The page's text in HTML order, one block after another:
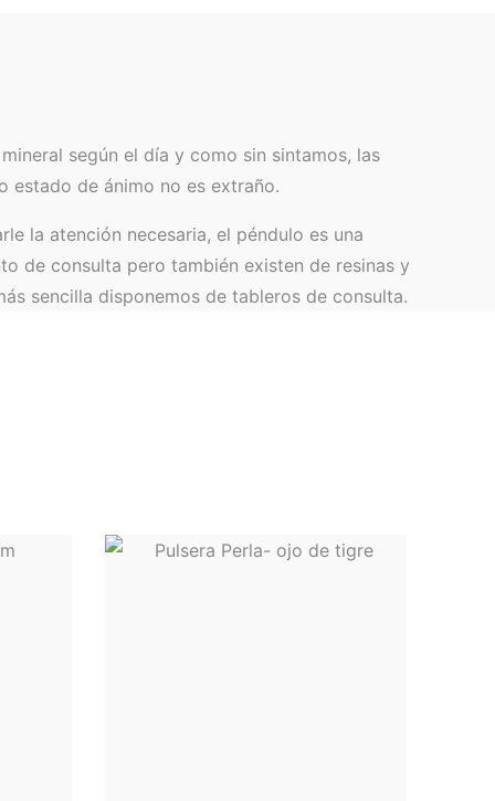
según el día y como sin sintamos, las
estado de ánimo no es extraño.
la atención necesaria, el péndulo es una
de consulta pero también existen de resinas y
sencilla disponemos de tableros de consulta.